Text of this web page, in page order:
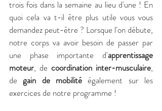
trois fois dans la semaine au lieu d'une ! En
quoi cela va t-il être plus utile vous vous
demandez peut-être ? Lorsque l'on débute,
notre corps va avoir besoin de passer par
une phase importante d'apprentissage
moteur, de coordination inter-musculaire,
de gain de mobilité également sur les
exercices de notre programme !